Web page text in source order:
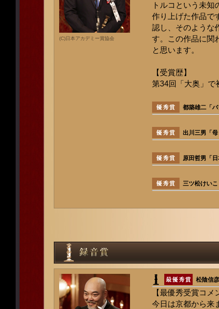
(C)日本アカデミー賞協会
トルコという未
作り上げた作品で
認し、そのような
す。この作品に関
と思います。
【受賞歴】
第34回「大奥」で
都築雄二「
出川三男「
原田哲男「
三ツ松けい
松陰信
【最優秀受賞コメ
今日は京都から来